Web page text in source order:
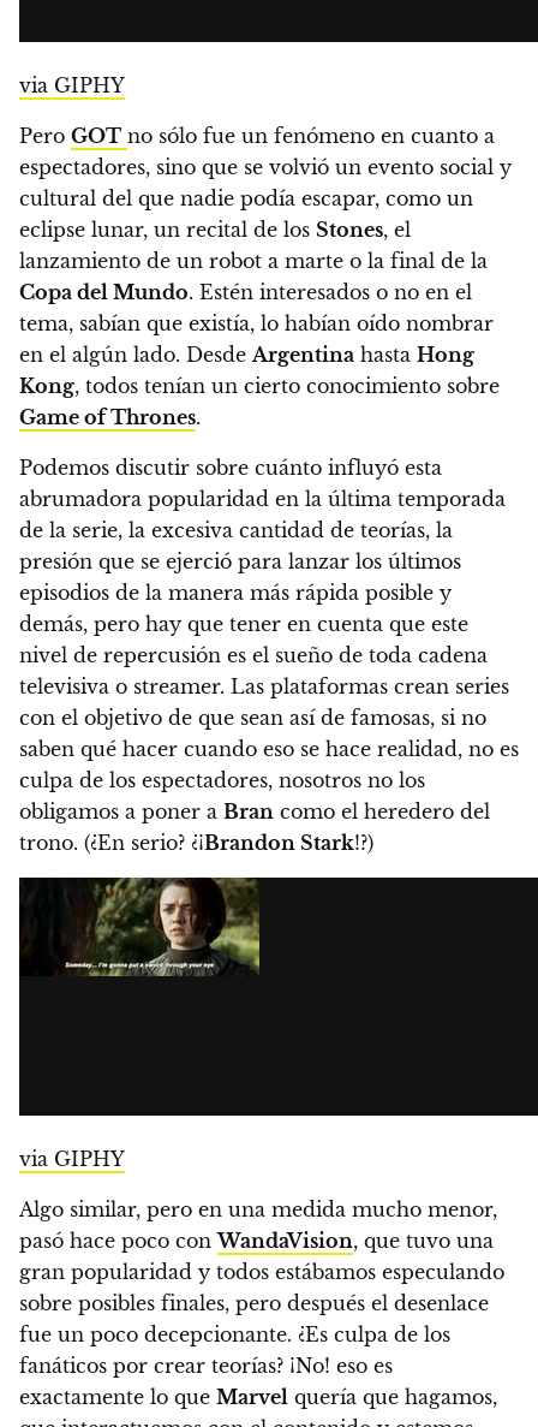
via GIPHY
Pero GOT no sólo fue un fenómeno en cuanto a
espectadores, sino que se volvió un evento social y
cultural del que nadie podía escapar, como un
eclipse lunar, un recital de los Stones, el
lanzamiento de un robot a marte o la final de la
Copa del Mundo. Estén interesados o no en el
tema, sabían que existía, lo habían oído nombrar
en el algún lado. Desde Argentina hasta Hong
Kong, todos tenían un cierto conocimiento sobre
Game of Thrones.
Podemos discutir sobre cuánto influyó esta
abrumadora popularidad en la última temporada
de la serie, la excesiva cantidad de teorías, la
presión que se ejerció para lanzar los últimos
episodios de la manera más rápida posible y
demás, pero hay que tener en cuenta que este
nivel de repercusión es el sueño de toda cadena
televisiva o streamer. Las plataformas crean series
con el objetivo de que sean así de famosas, si no
saben qué hacer cuando eso se hace realidad, no es
culpa de los espectadores, nosotros no los
obligamos a poner a Bran como el heredero del
trono. (¿En serio? ¿¡Brandon Stark!?)
via GIPHY
Algo similar, pero en una medida mucho menor,
pasó hace poco conWandaVision, que tuvo una
gran popularidad y todos estábamos especulando
sobre posibles finales, pero después el desenlace
fue un poco decepcionante. ¿Es culpa de los
fanáticos por crear teorías? ¡No! eso es
exactamente lo que Marvel quería que hagamos,